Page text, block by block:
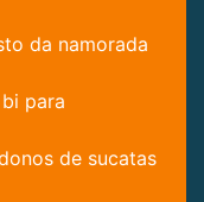
da namorada
para
de sucatas